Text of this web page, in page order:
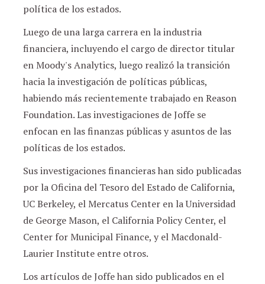
política de los estados.
Luego de una larga carrera en la industria
financiera, incluyendo el cargo de director titular
en Moody's Analytics, luego realizó la transición
hacia la investigación de políticas públicas,
habiendo más recientemente trabajado en Reason
Foundation. Las investigaciones de Joffe se
enfocan en las finanzas públicas y asuntos de las
políticas de los estados.
Sus investigaciones financieras han sido publicadas
por la Oficina del Tesoro del Estado de California,
UC Berkeley, el Mercatus Center en la Universidad
de George Mason, el California Policy Center, el
Center for Municipal Finance, y el Macdonald-
Laurier Institute entre otros.
Los artículos de Joffe han sido publicados en el